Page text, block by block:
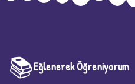
📚Eğlenerek Öğreniyorum